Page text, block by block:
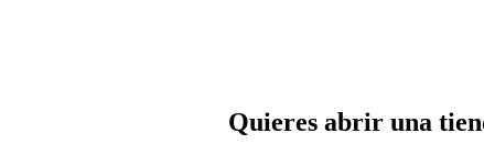
Quieres abrir una